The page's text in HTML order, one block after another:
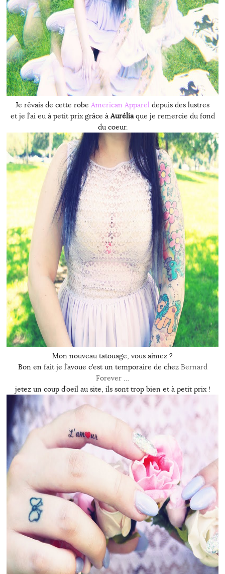
Je rêvais de cette robe American Apparel depuis des lustres
et je l’ai eu à petit prix grâce à Auréliaque je remercie du fond
du coeur.
Mon nouveau tatouage, vous aimez ?
Bon en fait je l’avoue c’est un temporaire de chez Bernard
Forever …
jetez un coup d’oeil au site, ils sont trop bien et à petit prix !